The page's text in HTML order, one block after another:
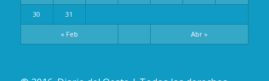
« Feb Abr »
30 31